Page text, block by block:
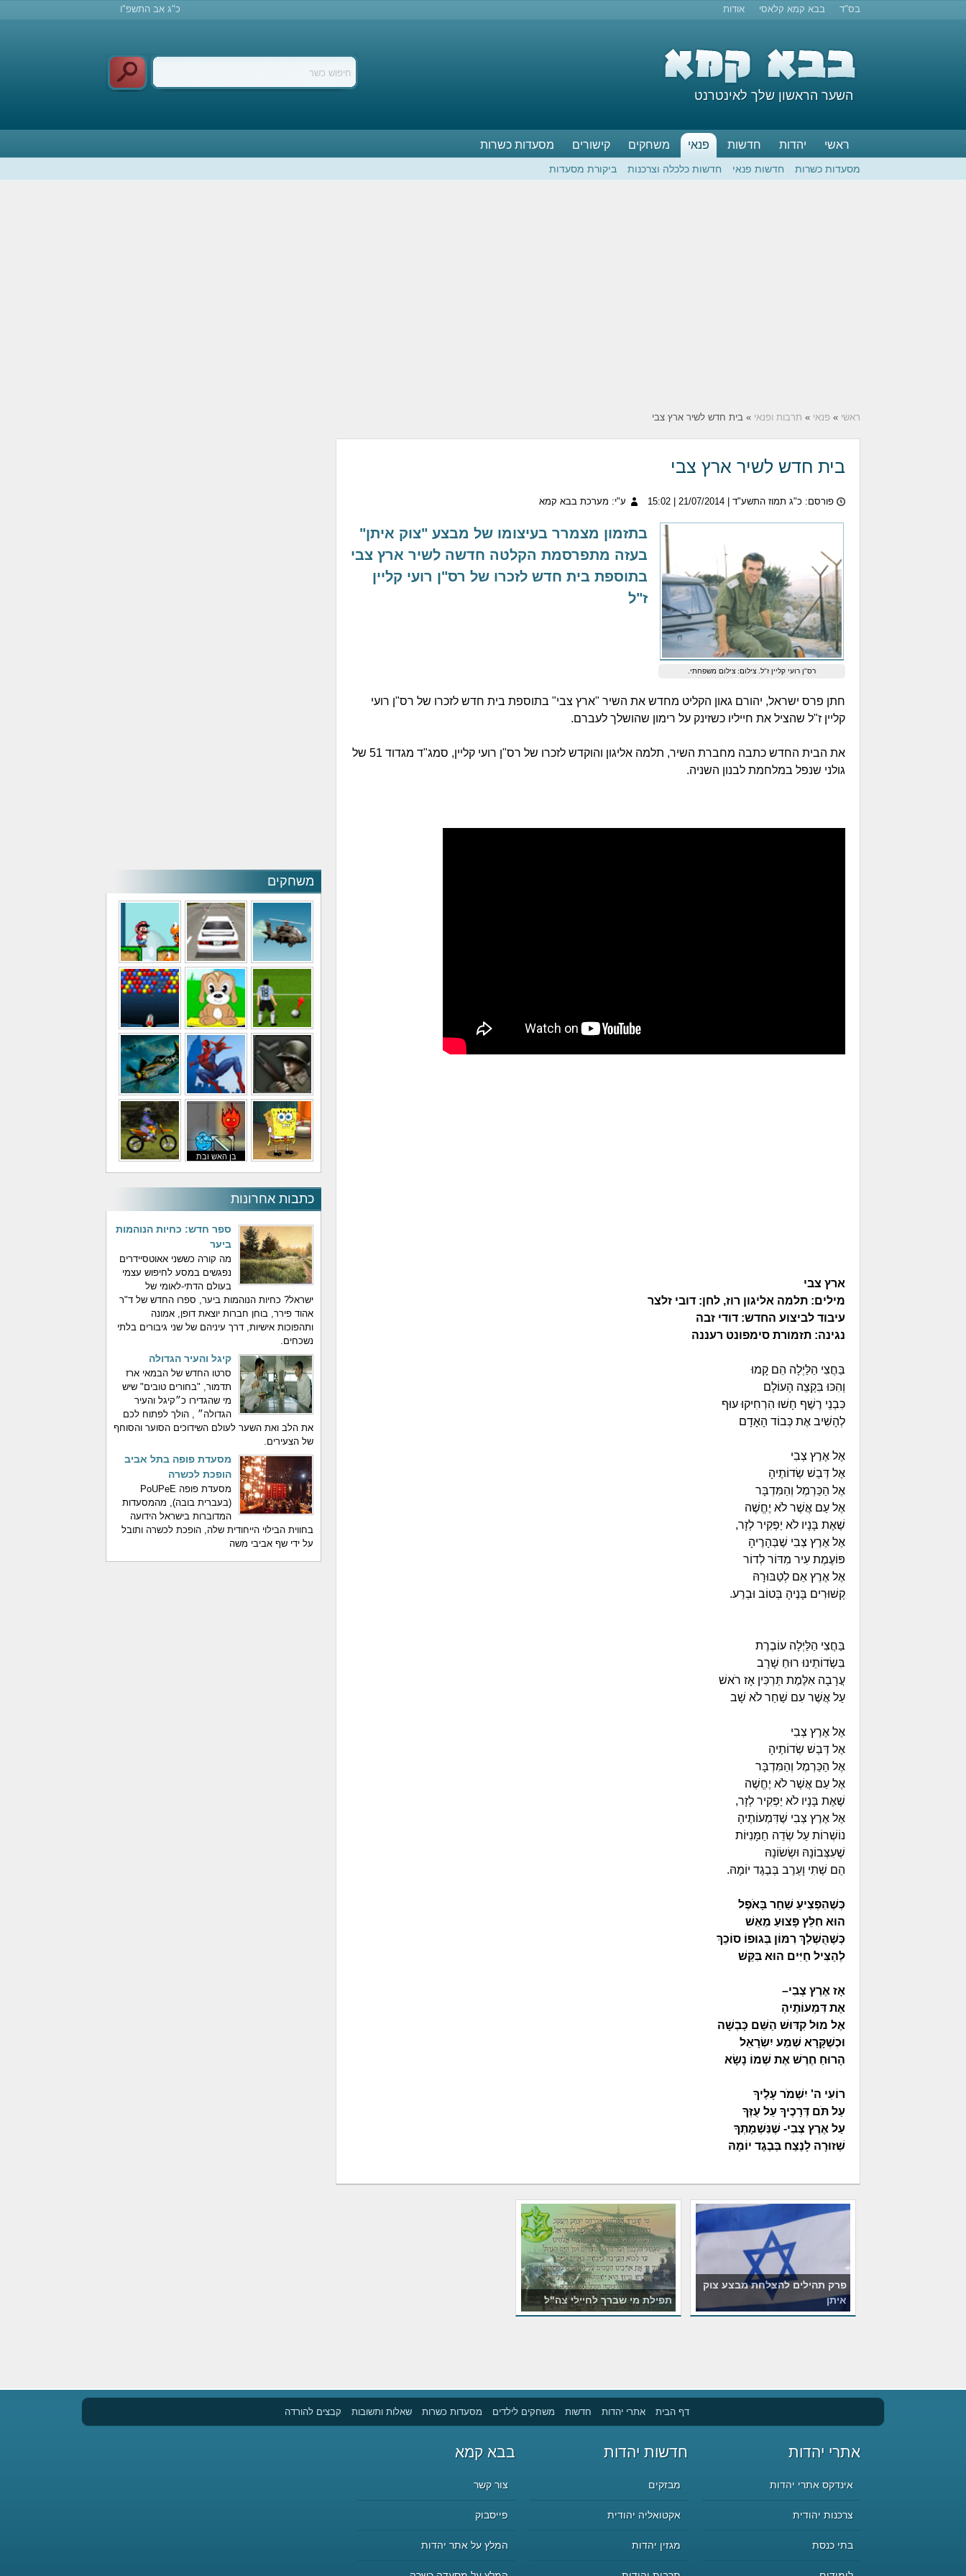
בס"ד בבא קמא קלאסי אודות כ"ג אב התשפ"ו
השער הראשון שלך לאינטרנט
ראשי יהדות חדשות פנאי משחקים קישורים מסעדות כשרות
מסעדות כשרות חדשות פנאי חדשות כלכלה וצרכנות ביקורת מסעדות
ראשי » פנאי » תרבות ופנאי » בית חדש לשיר ארץ צבי
משחקים
משחקי מסוקים משחקי מכוניות משחקי סופר מריו
משחקי כדורגל משחקי לילדים משחקי באבלס
משחקי מלחמה משחקי גיבורים משחקי טיסה
בן האש ובת
כתבות אחרונות
ספר חדש: כחיות הנוהמות
ביער
מה קורה כששני אאוטסיידרים
נפגשים במסע לחיפוש עצמי
בעולם הדתי-לאומי של
ישראל? כחיות הנוהמות ביער, ספרו החדש של ד"ר
אהוד פירר, בוחן חברות יוצאת דופן, אמונה
ותהפוכות אישיות, דרך עיניהם של שני גיבורים בלתי
נשכחים.
קיגל והעיר הגדולה
סרטו החדש של הבמאי ארז
תדמור, "בחורים טובים" שיש
מי שהגדירו כ״קיגל והעיר
הגדולה״ , הולך לפתוח לכם
את הלב ואת השער לעולם השידוכים הסוער והסוחף
של הצעירים.
מסעדת פופה בתל אביב
הופכת לכשרה
מסעדת פופה PoUPeE
(בעברית בובה), מהמסעדות
המדוברות בישראל הידועה
בחווית הבילוי הייחודית שלה, הופכת לכשרה ותובל
על ידי שף אביבי משה
בית חדש לשיר ארץ צבי
פורסם: כ"ג תמוז התשע"ד | 21/07/2014 ע"י: מערכת בבא קמא
רס"ן רועי קליין ז"ל. צילום: צילום משפחתי.
בתזמון מצמרר בעיצומו של מבצע "צוק איתן"
בעזה מתפרסמת הקלטה חדשה לשיר ארץ צבי
בתוספת בית חדש לזכרו של רס"ן רועי קליין
ז"ל
חתן פרס ישראל, יהורם גאון הקליט מחדש את השיר "ארץ צבי" בתוספת בית חדש לזכרו של רס"ן רועי
קליין ז"ל שהציל את חייליו כשזינק על רימון שהושלך לעברם.
את הבית החדש כתבה מחברת השיר, תלמה אליגון והוקדש לזכרו של רס"ן רועי קליין, סמג"ד מגדוד 51 של
גולני שנפל במלחמת לבנון השניה.
ארץ צבי
מילים: תלמה אליגון רוז, לחן: דובי זלצר
עיבוד לביצוע החדש: דודי זבה
נגינה: תזמורת סימפונט רעננה
בַּחֲצִי הַלַּיְלָה הֵם קָמוּ
וְהִכּוּ בִּקְצֵה הָעוֹלָם
כִּבְנֵי רֶשֶׁף חָשׁוּ הִרְחִיקוּ עוּף
לְהָשִׁיב אֶת כְּבוֹד הָאָדָם
אֶל אֶרֶץ צְבִי
אֶל דְּבַשׁ שְׂדוֹתֶיהָ
אֶל הַכַּרְמֶל וְהַמִּדְבָּר
אֶל עַם אֲשֶׁר לֹא יֶחֱשֶׁה
שֶׁאֶת בָּנָיו לֹא יַפְקִיר לְזָר,
אֶל אֶרֶץ צְבִי שֶׁבְּהָרֶיהָ
פּוֹעֶמֶת עִיר מִדּוֹר לְדוֹר
אֶל אֶרֶץ אֵם לְטַבּוּרָהּ
קְשׁוּרִים בָּנֶיהָ בְּטוֹב וּבְרַע.
בַּחֲצִי הַלַּיְלָה עוֹבֶרֶת
בִּשְׂדוֹתֵינוּ רוּחַ שָׁרָב
עֲרָבָה אִלֶּמֶת תַּרְכִּין אָז רֹאשׁ
עַל אֲשֶׁר עִם שַׁחַר לֹא שָׁב
אֶל אֶרֶץ צְבִי
אֶל דְּבַשׁ שְׂדוֹתֶיהָ
אֶל הַכַּרְמֶל וְהַמִּדְבָּר
אֶל עַם אֲשֶׁר לֹא יֶחֱשֶׁה
שֶׁאֶת בָּנָיו לֹא יַפְקִיר לְזָר,
אֶל אֶרֶץ צְבִי שֶׁדִּמְעוֹתֶיהָ
נוֹשְׁרוֹת עַל שְׂדֵה חַמָּנִיּוֹת
שֶׁעִצְּבוֹנָהּ וּשְׂשׂוֹנָהּ
הֵם שְׁתִי וָעֵרֶב בְּבֶגֶד יוֹמָהּ.
כְּשֶׁהִפְצִיעַ שַׁחַר בָּאֹפֶל
הוּא חִלֵּץ פָּצוּעַ מֵאֵשׁ
כְּשֶׁהֻשְׁלַךְ רִמּוֹן בְּגוּפוֹ סוֹכֵךְ
לְהַצִּיל חַיִּים הוּא בִּקֵּשׁ
אָז אֶרֶץ צְבִי–
אֶת דִּמְעוֹתֶיהָ
אֶל מוּל קִדּוּשׁ הַשֵּׁם כָּבְשָׁה
וּכְשֶׁקָּרָא שְׁמַע יִשְׂרָאֵל
הָרוּחַ חֶרֶשׁ אֶת שְׁמוֹ נָשָׂא
רוֹעִי ה' יִשְׁמֹר עָלֶיךָ
עַל תֹּם דְּרָכֶיךָ עַל עֻזְּךָ
עַל אֶרֶץ צְבִי- שֶׁנִּשְׁמָתְךָ
שְׁזוּרָה לָנֶצַח בְּבֶגֶד יוֹמָהּ
פרק תהילים להצלחת מבצע צוק
איתן
תפילת מי שברך לחיילי צה"ל
דף הבית אתרי יהדות חדשות משחקים לילדים מסעדות כשרות שאלות ותשובות קבצים להורדה
אתרי יהדות
אינדקס אתרי יהדות
צרכנות יהודית
בתי כנסת
חדשות יהדות
מבזקים
אקטואליה יהודית
מגזין יהדות
בבא קמא
צור קשר
פייסבוק
המלץ על אתר יהדות